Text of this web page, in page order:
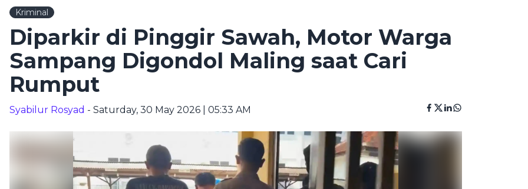
Kriminal
Diparkir di Pinggir Sawah, Motor Warga
Sampang Digondol Maling saat Cari
Rumput
Syabilur Rosyad - Saturday, 30 May 2026 | 05:33 AM